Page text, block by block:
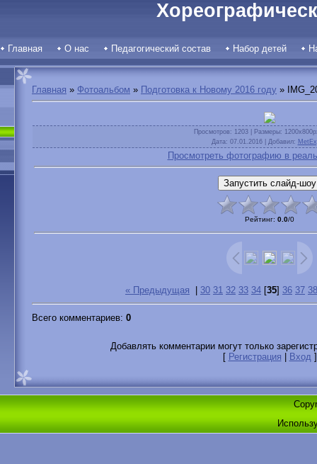
Главная О нас Педагогический состав Набор детей
Главная » Фотоальбом » Подготовка к Новому 2016 году »
Просмотров: 1203 | Размеры:
Дата: 07.01.2016 | Добавил:
Просмотреть фотографию в
Рейтинг: 0.0/0
« Предыдущая 30 31 32 33 34 [35] 36 37 38
Всего комментариев: 0
Добавлять комментарии могут только
[ Регистрация Вход]